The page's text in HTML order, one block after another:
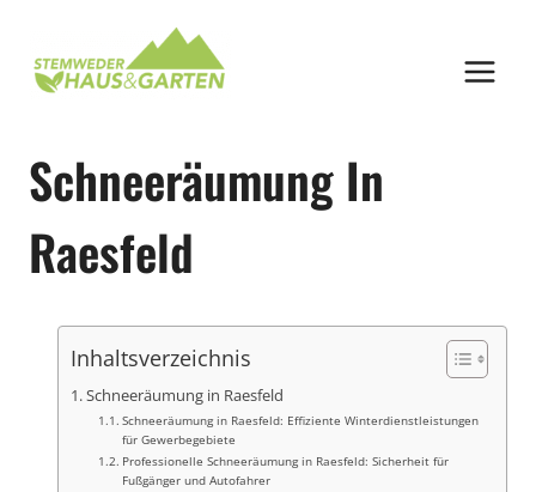
springen
Schneeräumung In
Raesfeld
Inhaltsverzeichnis
Schneeräumung in Raesfeld
Schneeräumung in Raesfeld: Effiziente Winterdienstleistungen
für Gewerbegebiete
Professionelle Schneeräumung in Raesfeld: Sicherheit für
Fußgänger und Autofahrer